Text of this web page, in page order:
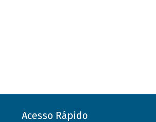
Acesso Rápido